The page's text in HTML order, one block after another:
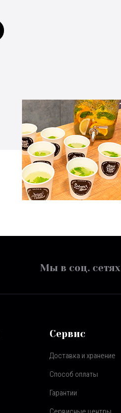
Мы в соц. сетях
Сервис
Доставка и хранение
Способ оплаты
Гарантии